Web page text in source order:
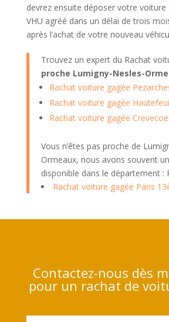
devrez ensuite déposer votre voiture
VHU agréé dans un délai de trois
après l’achat de votre nouveau
Trouvez un expert du Rachat
proche Lumigny-Nesles-
Rachat voiture gagée
Rachat voiture gagée
Rachat voiture gagée
Vous n’êtes pas proche de
Ormeaux, nous avons souvent
disponible dans le département :
Rachat voiture gagée Paris
Contactez-nous dès
pour un rachat de